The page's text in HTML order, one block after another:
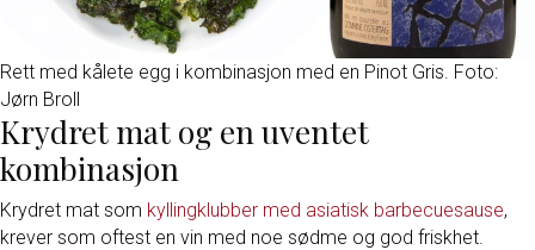
Rett med kålete egg i kombinasjon med en Pinot Gris. Foto:
Jørn Broll
Krydret mat og en uventet
kombinasjon
Krydret mat som kyllingklubber med asiatisk barbecuesause,
krever som oftest en vin med noe sødme og god friskhet.